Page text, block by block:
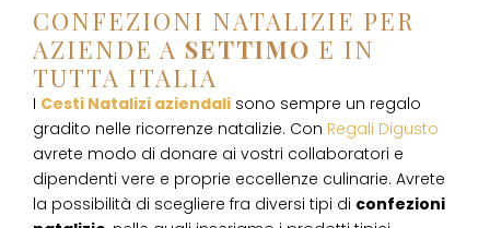
CONFEZIONI NATALIZIE PER
AZIENDE A SETTIMO E IN
TUTTA ITALIA
I Cesti Natalizi aziendali sono sempre un regalo
gradito nelle ricorrenze natalizie. Con Regali Digusto
avrete modo di donare ai vostri collaboratori e
dipendenti vere e proprie eccellenze culinarie. Avrete
la possibilità di scegliere fra diversi tipi di confezioni